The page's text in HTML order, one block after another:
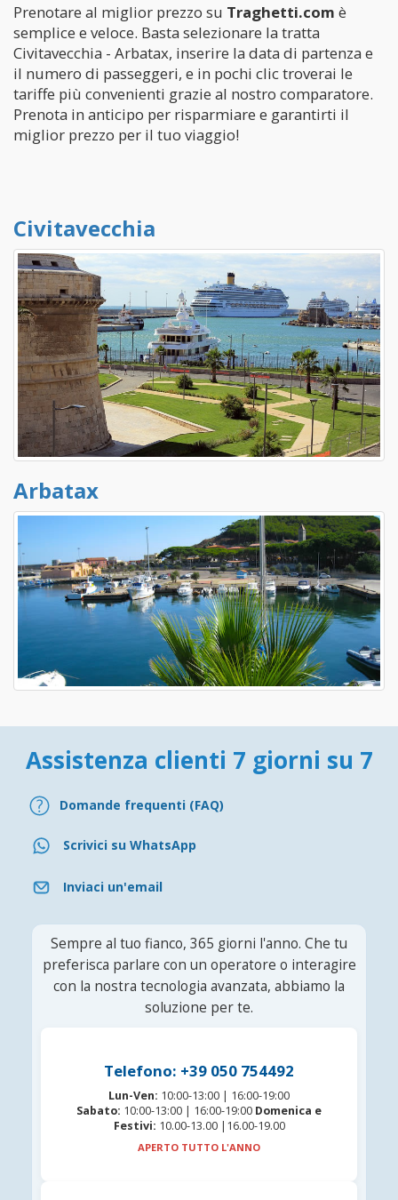
Prenotare al miglior prezzo su Traghetti.com è
semplice e veloce. Basta selezionare la tratta
Civitavecchia - Arbatax, inserire la data di partenza e
il numero di passeggeri, e in pochi clic troverai le
tariffe più convenienti grazie al nostro comparatore.
Prenota in anticipo per risparmiare e garantirti il
miglior prezzo per il tuo viaggio!
Civitavecchia
Arbatax
Assistenza clienti 7 giorni su 7
Domande frequenti (FAQ)
Scrivici su WhatsApp
Inviaci un'email
Sempre al tuo fianco, 365 giorni l'anno. Che tu
preferisca parlare con un operatore o interagire
con la nostra tecnologia avanzata, abbiamo la
soluzione per te.
Telefono: +39 050 754492
Lun-Ven: 10:00-13:00 | 16:00-19:00
Sabato: 10:00-13:00 | 16:00-19:00 Domenica e
Festivi: 10.00-13.00 |16.00-19.00
APERTO TUTTO L'ANNO